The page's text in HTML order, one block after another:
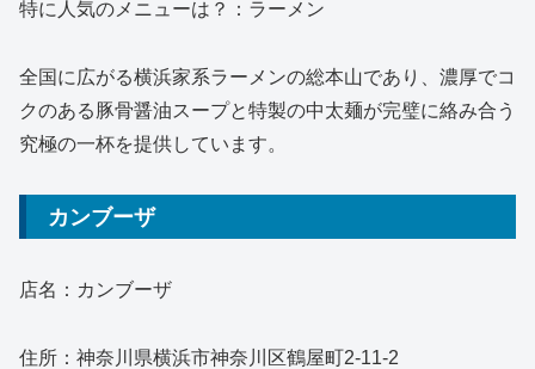
特に人気のメニューは？：ラーメン
全国に広がる横浜家系ラーメンの総本山であり、濃厚でコ
クのある豚骨醤油スープと特製の中太麺が完璧に絡み合う
究極の一杯を提供しています。
カンブーザ
店名：カンブーザ
住所：神奈川県横浜市神奈川区鶴屋町2-11-2